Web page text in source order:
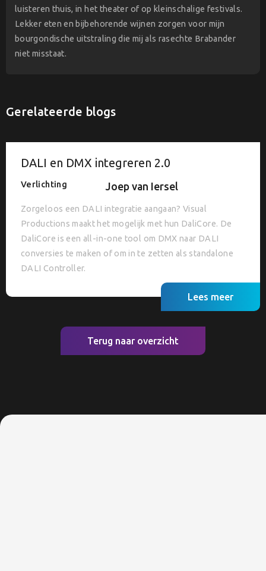
Gerelateerde blogs
DALI en DMX integreren 2.0
Verlichting Joep van Iersel
Zorgeloos een DALI integratie aangaan? Visual
Productions maakt het mogelijk met hun DaliCore. De
DaliCore is een all-in-one tool om DMX naar DALI
conversies te maken of om in te zetten als standalone
DALI Controller.
Lees meer
Terug naar overzicht
luisteren thuis, in het theater of op kleinschalige festivals.
Lekker eten en bijbehorende wijnen zorgen voor mijn
bourgondische uitstraling die mij als rasechte Brabander
niet misstaat.